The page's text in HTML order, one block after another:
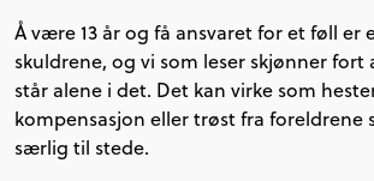
Å være 13 år og få ansvaret for et føll er
skuldrene, og vi som leser skjønner fort
står alene i det. Det kan virke som
kompensasjon eller trøst fra foreldrene
særlig til stede.